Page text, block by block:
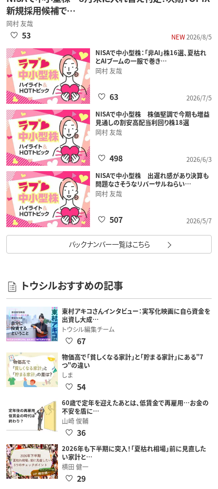
新規採用候補で…
岡村 友哉
NEW2026/8/5
53
NISAで中小型株：「非AI」株16選、夏枯れ
とAIブームの一服で巻き…
岡村 友哉
2026/7/5
63
NISAで中小型株 株価堅調で今期も増益
見通しの割安高配当利回り株18選
岡村 友哉
2026/6/3
498
NISAで中小型株 出遅れ感があり決算も
問題なさそうなリバーサルねらい…
岡村 友哉
2026/5/7
507
バックナンバー一覧はこちら
トウシルおすすめの記事
東村アキコさんインタビュー：実写化映画に自ら資金を
出資し大成…
トウシル編集チーム
67
物価高で「貧しくなる家計」と「貯まる家計」にある"7
つ"の違い
しま
54
60歳で定年を迎えたあとは、低賃金で再雇用…お金の
不安を盾に…
山崎 俊輔
36
2026年も下半期に突入！「夏枯れ相場」前に見直した
い家計と…
横田 健一
29